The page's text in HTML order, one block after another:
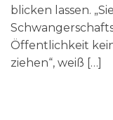
blicken lassen.
Öffentlichkeit
ziehen“, weiß […]